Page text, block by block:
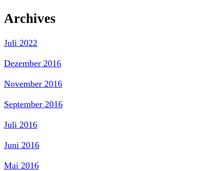
Archives
Juli 2022
Dezember 2016
November 2016
September 2016
Juli 2016
Juni 2016
Mai 2016